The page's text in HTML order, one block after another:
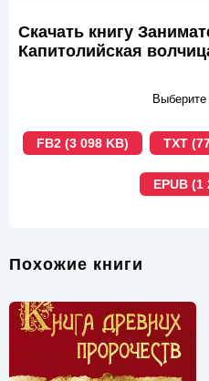
Скачать книгу
Капитолийская
FB2 (3 098 KB) TXT
EPUB (1
Похожие книги